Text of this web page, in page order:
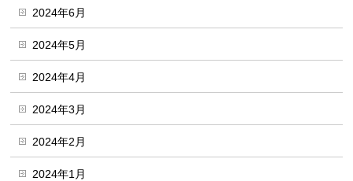
2024年6月
2024年5月
2024年4月
2024年3月
2024年2月
2024年1月